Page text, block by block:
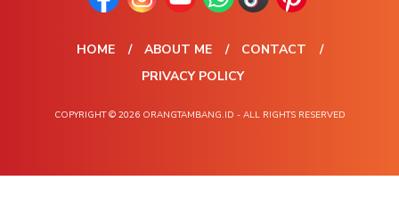
HOME ABOUT ME
CONTACT
PRIVACY POLICY
COPYRIGHT © 2026 ORANGTAMBANG.ID - ALL RIGHTS RESERVED